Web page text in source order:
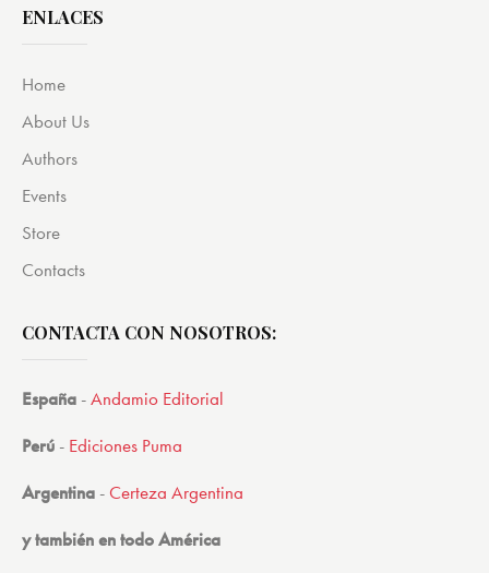
ENLACES
Home
About Us
Authors
Events
Store
Contacts
CONTACTA CON NOSOTROS:
España -Andamio Editorial
Perú - Ediciones Puma
Argentina -Certeza Argentina
y también en todo América